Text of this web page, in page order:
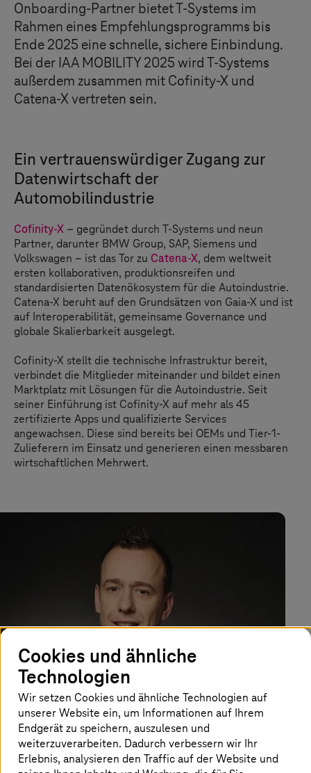
Onboarding-Partner bietetT-Systems im
Rahmen eines Empfehlungsprogramms bis
Ende 2025 eine schnelle, sichere Einbindung.
Bei der IAA MOBILITY 2025 wird T-Systems
außerdem zusammen mit Cofinity-X und
Catena-X vertreten sein.
Ein vertrauenswürdiger Zugang zur
Datenwirtschaft der
Automobilindustrie
Cofinity-X – gegründet durch T-Systems und neun
Partner, darunter BMW Group, SAP, Siemens und
Volkswagen – ist das Tor zu Catena-X, dem weltweit
ersten kollaborativen, produktionsreifen und
standardisierten Datenökosystem für die Autoindustrie.
Catena-X beruht auf den Grundsätzen von Gaia-X und ist
auf Interoperabilität, gemeinsame Governance und
globale Skalierbarkeit ausgelegt.
Cofinity-X stellt die technische Infrastruktur bereit,
verbindet die Mitglieder miteinander und bildet einen
Marktplatz mit Lösungen für die Autoindustrie. Seit
seiner Einführung ist Cofinity-X auf mehr als 45
zertifizierte Apps und qualifizierte Services
angewachsen. Diese sind bereits bei OEMs und Tier-1-
Zulieferern im Einsatz und generieren einen messbaren
wirtschaftlichen Mehrwert.
Catena-X revolutioniert die Zusammenarbeit
innerhalb der Wertschöpfungskette. Wir von
Cookies und ähnliche
Technologien
Wir setzen Cookies und ähnliche Technologien auf
unserer Website ein, um Informationen auf Ihrem
Endgerät zu speichern, auszulesen und
weiterzuverarbeiten. Dadurch verbessern wir Ihr
Erlebnis, analysieren den Traffic auf der Website und